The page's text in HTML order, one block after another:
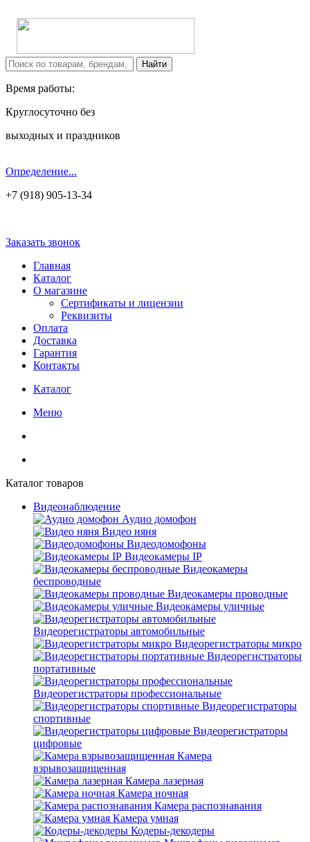
Время работы:
Круглосуточно без
выходных и праздников
Определение...
+7 (918) 905-13-34
Заказать звонок
Главная
Каталог
О магазине
Сертификаты и лицензии
Реквизиты
Оплата
Доставка
Гарантия
Контакты
Каталог
Меню
Каталог товаров
Видеонаблюдение
Аудио домофон
Видео няня
Видеодомофоны
Видеокамеры IP
Видеокамеры
беспроводные
Видеокамеры проводные
Видеокамеры уличные
Видеорегистраторы автомобильные
Видеорегистраторы микро
Видеорегистраторы
портативные
Видеорегистраторы профессиональные
Видеорегистраторы
спортивные
Видеорегистраторы
цифровые
Камера
взрывозащищенная
Камера лазерная
Камера ночная
Камера распознавания
Камера умная
Кодеры-декодеры